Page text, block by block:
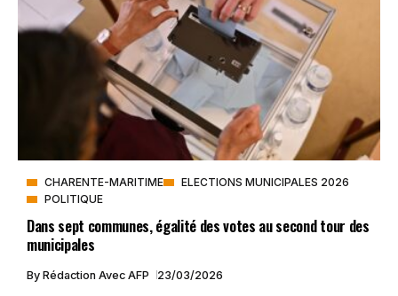
CHARENTE-MARITIME
ELECTIONS MUNICIPALES 2026
POLITIQUE
Dans sept communes, égalité des votes au second tour des
municipales
By Rédaction Avec AFP 23/03/2026